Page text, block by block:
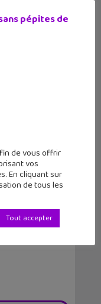
le
pépites de
de vous offrir
vos
En cliquant sur
de tous les
Tout accepter